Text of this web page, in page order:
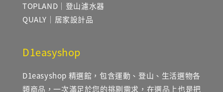
TOPLAND｜登山濾水器
QUALY｜居家設計品
D1easyshop
D1easyshop 精選館，包含運動、登山、生活選物各
類商品，一次滿足於您的挑剔需求，在選品上也是把